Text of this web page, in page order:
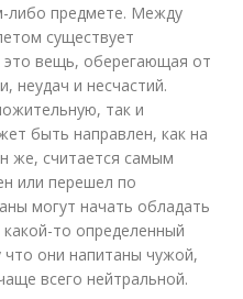
либо предмете. Между
существует
это вещь, оберегающая от
неудач и несчастий.
так и
быть направлен, как на
же, считается самым
или перешел по
могут начать обладать
то определенный
они напитаны чужой,
всего нейтральной.